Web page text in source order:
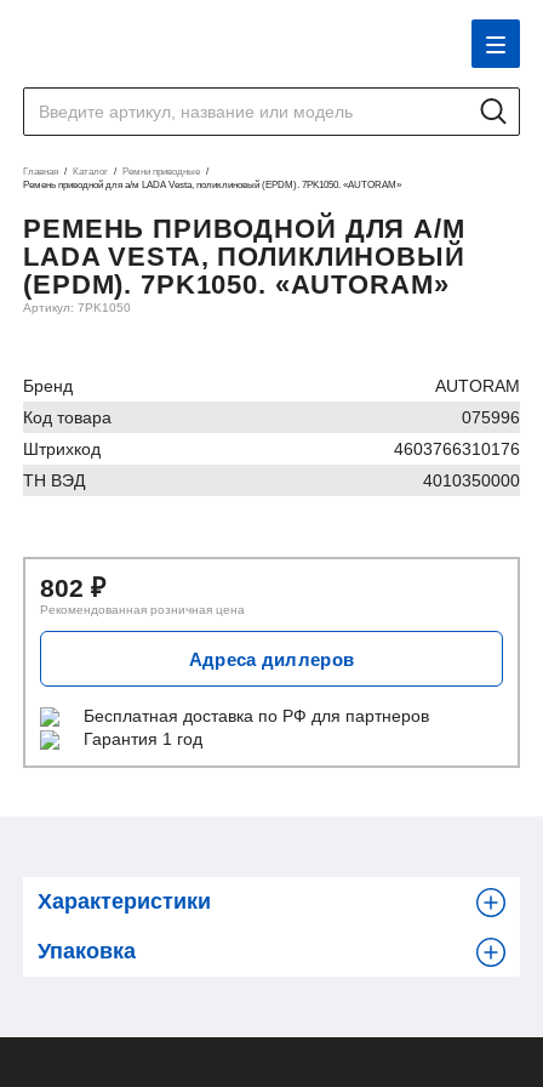
Главная Каталог
Ремни приводные
Ремень приводной для а/м LADA Vesta, поликлиновый (EPDM). 7PK1050. «AUTORAM»
РЕМЕНЬ ПРИВОДНОЙ ДЛЯ А/М
LADA VESTA, ПОЛИКЛИНОВЫЙ
(EPDM). 7PK1050. «AUTORAM»
Артикул: 7PK1050
Бренд
AUTORAM
Код товара
075996
Штрихкод
4603766310176
ТН ВЭД
4010350000
802₽
Рекомендованная розничная цена
Адреса диллеров
Бесплатная доставка по РФ для партнеров
Гарантия 1 год
Характеристики
Упаковка